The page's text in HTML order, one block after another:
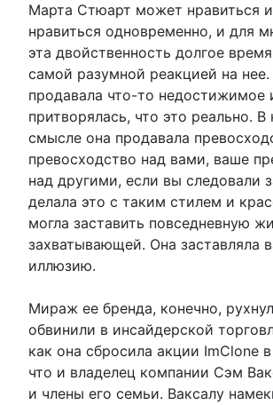
Марта Стюарт может нравиться
нравиться одновременно, и для
эта двойственность долгое
самой разумной реакцией на
продавала что-то недостижимое
притворялась, что это реально.
смысле она продавала
превосходство над вами, ваше
над другими, если вы следовали
делала это с таким стилем и
могла заставить повседневную
захватывающей. Она заставляла
иллюзию.
Мираж ее бренда, конечно,
обвинили в инсайдерской
как она сбросила акции ImClone
что и владелец компании Сэм
и члены его семьи. Ваксалу